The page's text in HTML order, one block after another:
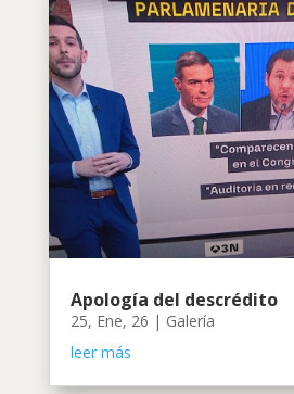
Apología del descrédito
25, Ene, 26 | Galería
leer más